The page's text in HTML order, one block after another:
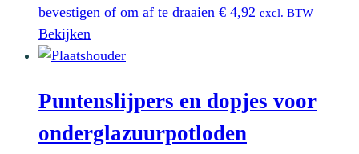
bevestigen of om af te draaien € 4,92 excl. BTW
Bekijken
Puntenslijpers en dopjes voor
onderglazuurpotloden